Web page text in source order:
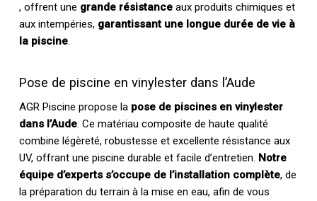
, offrent une grande résistanceaux produits chimiques et
aux intempéries, garantissant une longue durée de vie à
la piscine.
Pose de piscine en vinylester dans l’Aude
AGR Piscine propose la pose de piscines en vinylester
dans l’Aude. Ce matériau composite de haute qualité
combine légèreté, robustesse et excellente résistance aux
UV, offrant une piscine durable et facile d’entretien. Notre
équipe d’experts s’occupe de l’installation complète, de
la préparation du terrain à la mise en eau, afin de vous